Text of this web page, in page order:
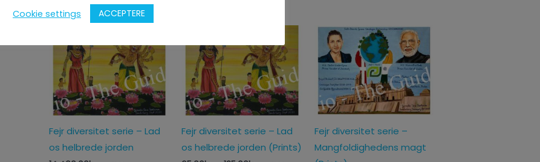
Fejr diversitet serie – Lad
os helbrede jorden
Fejr diversitet serie – Lad
os helbrede jorden (Prints)
til
125,00kr.
Fejr diversitet serie –
Mangfoldighedens magt
Prisinterval:
65,00kr.
til
125,00kr.
Cookie settings
ACCEPTERE